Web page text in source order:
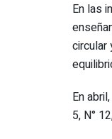
En las
circular
En
5, N°